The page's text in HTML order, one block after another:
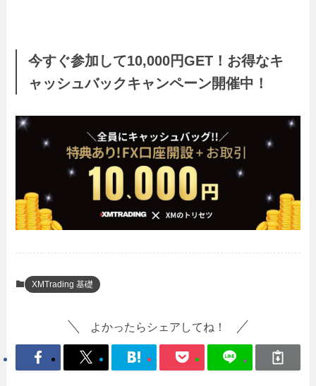
今すぐ参加して10,000円GET！お得なキ
ャッシュバックキャンペーン開催中！
XMTrading 基礎
よかったらシェアしてね！